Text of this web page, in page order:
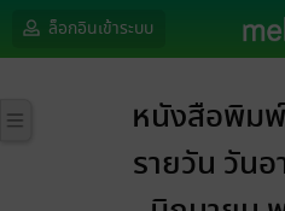
ล็อกอินเข้าระบบ
หนังสือพิม
รายวัน วัน